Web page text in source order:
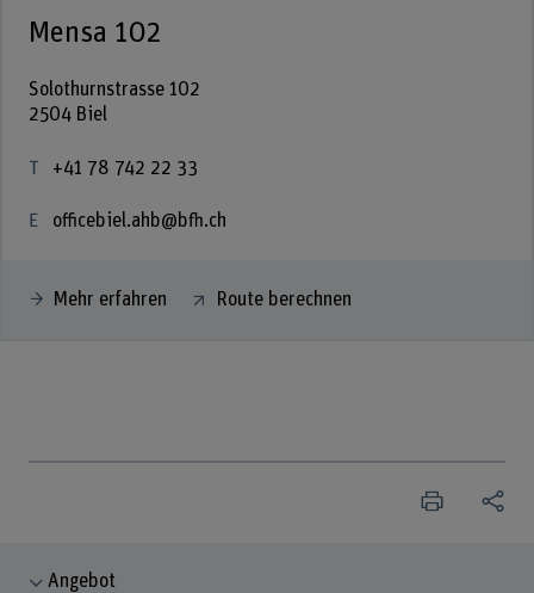
Mensa 102
Solothurnstrasse 102
2504 Biel
+41 78 742 22 33
officebiel.ahb@bfh.ch
Mehr erfahren Route berechnen
Angebot